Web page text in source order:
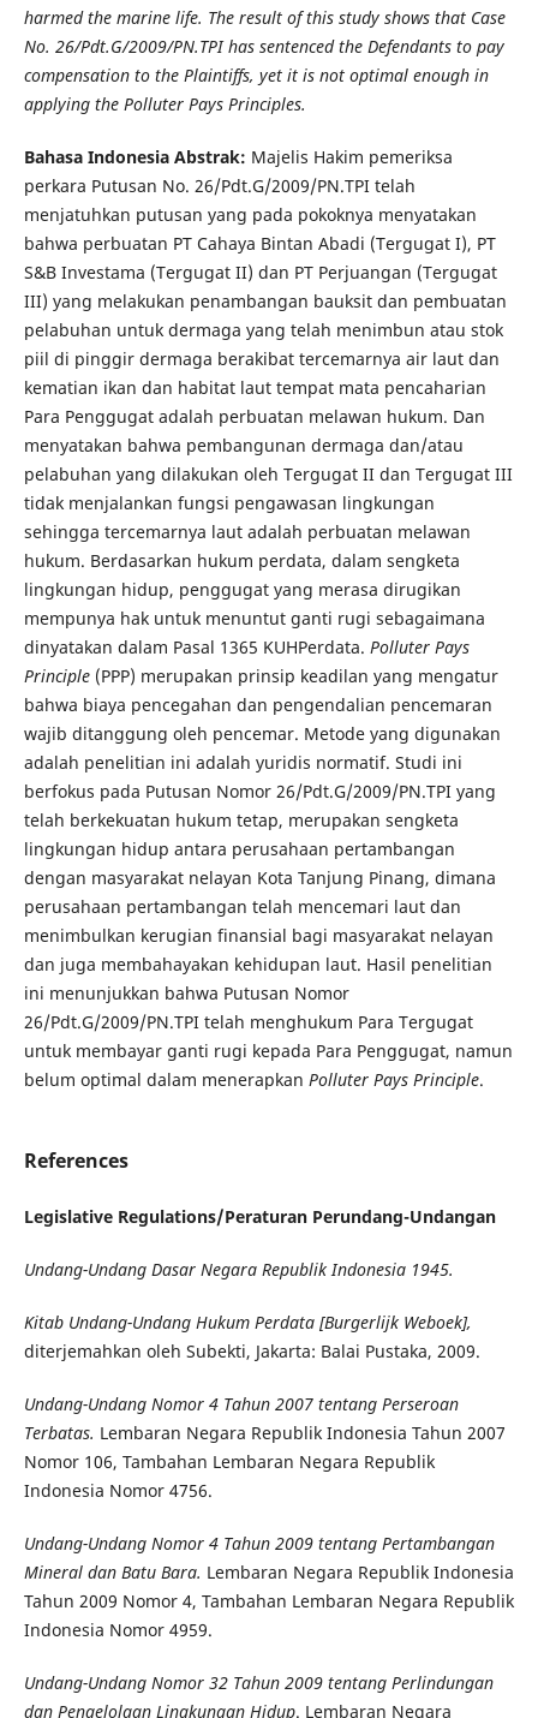
harmed the marine life. The result of this study shows that Case
No. 26/Pdt.G/2009/PN.TPI has sentenced the Defendants to pay
compensation to the Plaintiffs, yet it is not optimal enough in
applying the Polluter Pays Principles.
Bahasa Indonesia Abstrak: Majelis Hakim pemeriksa
perkara Putusan No. 26/Pdt.G/2009/PN.TPI telah
menjatuhkan putusan yang pada pokoknya menyatakan
bahwa perbuatan PT Cahaya Bintan Abadi (Tergugat I), PT
S&B Investama (Tergugat II) dan PT Perjuangan (Tergugat
III) yang melakukan penambangan bauksit dan pembuatan
pelabuhan untuk dermaga yang telah menimbun atau stok
piil di pinggir dermaga berakibat tercemarnya air laut dan
kematian ikan dan habitat laut tempat mata pencaharian
Para Penggugat adalah perbuatan melawan hukum. Dan
menyatakan bahwa pembangunan dermaga dan/atau
pelabuhan yang dilakukan oleh Tergugat II dan Tergugat III
tidak menjalankan fungsi pengawasan lingkungan
sehingga tercemarnya laut adalah perbuatan melawan
hukum. Berdasarkan hukum perdata, dalam sengketa
lingkungan hidup, penggugat yang merasa dirugikan
mempunya hak untuk menuntut ganti rugi sebagaimana
dinyatakan dalam Pasal 1365 KUHPerdata. Polluter Pays
Principle (PPP) merupakan prinsip keadilan yang mengatur
bahwa biaya pencegahan dan pengendalian pencemaran
wajib ditanggung oleh pencemar. Metode yang digunakan
adalah penelitian ini adalah yuridis normatif. Studi ini
berfokus pada Putusan Nomor 26/Pdt.G/2009/PN.TPI yang
telah berkekuatan hukum tetap, merupakan sengketa
lingkungan hidup antara perusahaan pertambangan
dengan masyarakat nelayan Kota Tanjung Pinang, dimana
perusahaan pertambangan telah mencemari laut dan
menimbulkan kerugian finansial bagi masyarakat nelayan
dan juga membahayakan kehidupan laut. Hasil penelitian
ini menunjukkan bahwa Putusan Nomor
26/Pdt.G/2009/PN.TPI telah menghukum Para Tergugat
untuk membayar ganti rugi kepada Para Penggugat, namun
belum optimal dalam menerapkan Polluter Pays Principle.
References
Legislative Regulations/Peraturan Perundang-Undangan
Undang-Undang Dasar Negara Republik Indonesia 1945.
Kitab Undang-Undang Hukum Perdata [Burgerlijk Weboek],
diterjemahkan oleh Subekti, Jakarta: Balai Pustaka, 2009.
Undang-Undang Nomor 4 Tahun 2007 tentang Perseroan
Terbatas. Lembaran Negara Republik Indonesia Tahun 2007
Nomor 106, Tambahan Lembaran Negara Republik
Indonesia Nomor 4756.
Undang-Undang Nomor 4 Tahun 2009 tentang Pertambangan
Mineral dan Batu Bara. Lembaran Negara Republik Indonesia
Tahun 2009 Nomor 4, Tambahan Lembaran Negara Republik
Indonesia Nomor 4959.
Undang-Undang Nomor 32 Tahun 2009 tentang Perlindungan
dan Pengelolaan Lingkungan Hidup. Lembaran Negara